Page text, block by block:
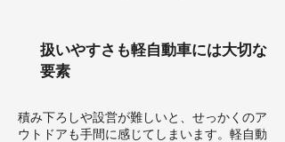
扱いやすさも軽自動車には大切な
要素
積み下ろしや設営が難しいと、せっかくのア
ウトドアも手間に感じてしまいます。軽自動